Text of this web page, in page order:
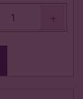
+